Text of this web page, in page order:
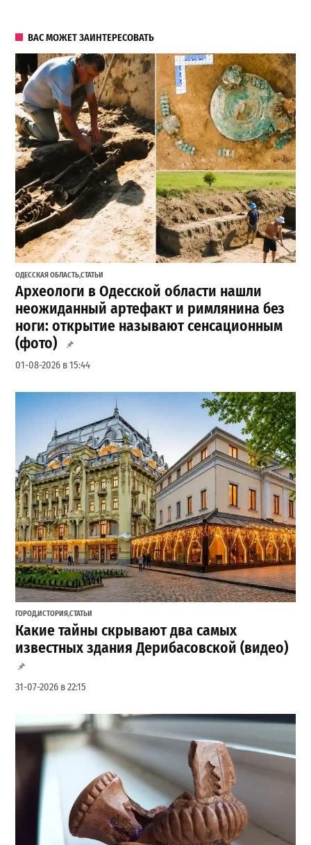
ВАС МОЖЕТ ЗАИНТЕРЕСОВАТЬ
ОДЕССКАЯ ОБЛАСТЬ,СТАТЬИ
Археологи в Одесской области нашли
неожиданный артефакт и римлянина без
ноги: открытие называют сенсационным
(фото)
01-08-2026 в 15:44
ГОРОД,ИСТОРИЯ,СТАТЬИ
Какие тайны скрывают два самых
известных здания Дерибасовской (видео)
31-07-2026 в 22:15